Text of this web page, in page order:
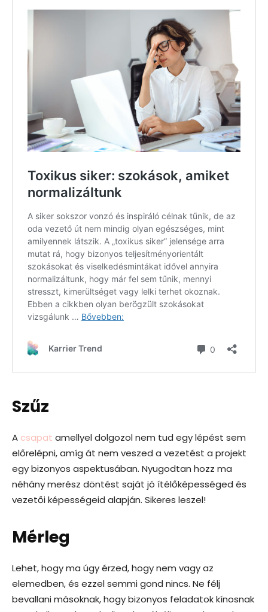
Szűz
A csapat amellyel dolgozol nem tud egy lépést sem
előrelépni, amíg át nem veszed a vezetést a projekt
egy bizonyos aspektusában. Nyugodtan hozz ma
néhány merész döntést saját jó ítélőképességed és
vezetői képességeid alapján. Sikeres leszel!
Mérleg
Lehet, hogy ma úgy érzed, hogy nem vagy az
elemedben, és ezzel semmi gond nincs. Ne félj
bevallani másoknak, hogy bizonyos feladatok kínosnak